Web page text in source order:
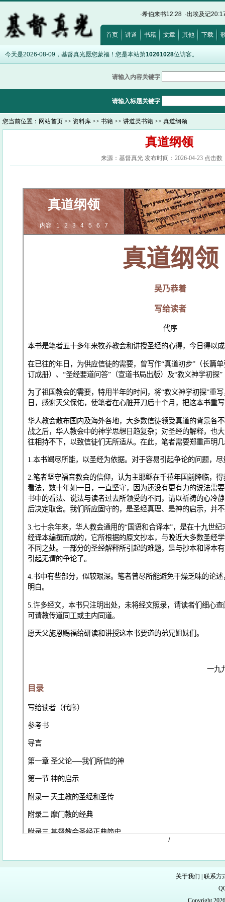
马太福音11:29 约翰福音8:12· 希伯来书12:28·出埃及记20:17·路加
首页 讲道 书籍 文章 其他 下载
今天是2026-08-09，基督真光愿您蒙福！您是本站第10261028位访客。
请输入内容关键字
请输入标题关键字
您当前位置： 网站首页 >> 资料库 >> 书籍 >> 讲道类书籍 >> 真道纲领
真道纲领
来源：基督真光 发布时间：2026-04-23 点击数
/
关于我们
联系方
Copyright